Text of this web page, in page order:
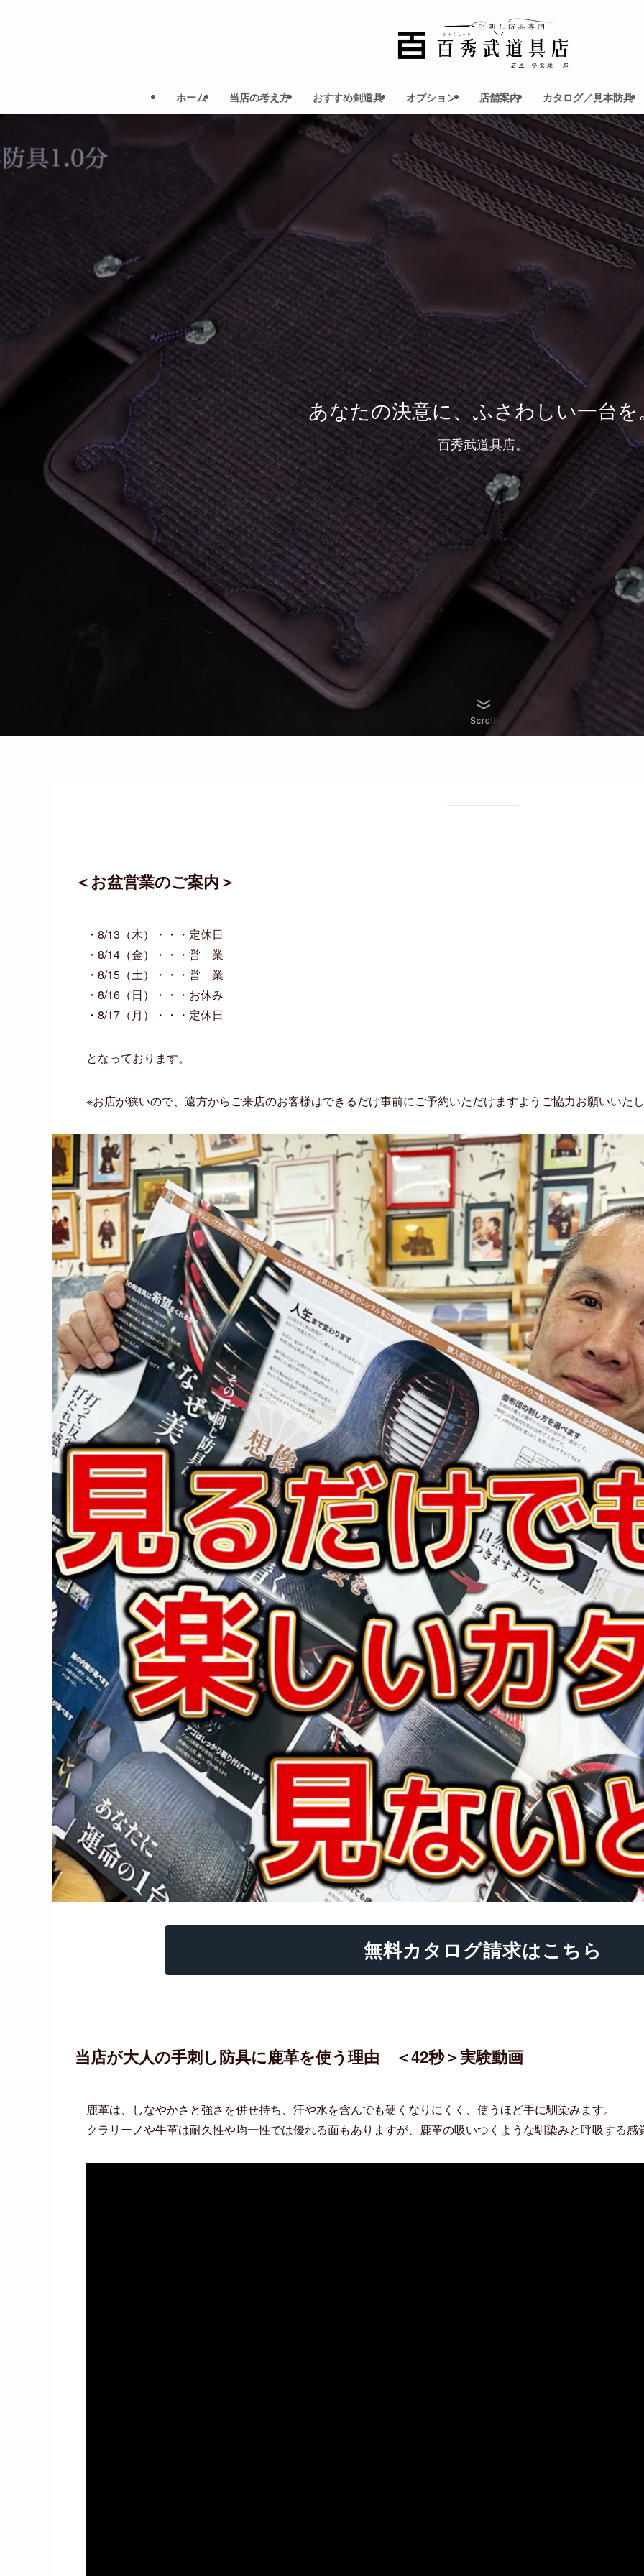
ホーム 当店の考え方 おすすめ剣道具 オプション 店舗案内 カタログ／見本防具
あなたの決意に、ふさわしい一台を
百秀武道具店。
Scroll
＜お盆営業のご案内＞
・8/13（木）・・・定休日
・8/14（金）・・・営 業
・8/15（土）・・・営 業
・8/16（日）・・・お休み
・8/17（月）・・・定休日
となっております。
※お店が狭いので、遠方からご来店のお客様はできるだけ事前にご予約いただけますようご協力お願いいた
無料カタログ請求はこちら
当店が大人の手刺し防具に鹿革を使う理由 ＜42秒＞実験動画
鹿革は、しなやかさと強さを併せ持ち、汗や水を含んでも硬くなりにくく、使うほど手に馴染みます。
クラリーノや牛革は耐久性や均一性では優れる面もありますが、鹿革の吸いつくような馴染みと呼吸する